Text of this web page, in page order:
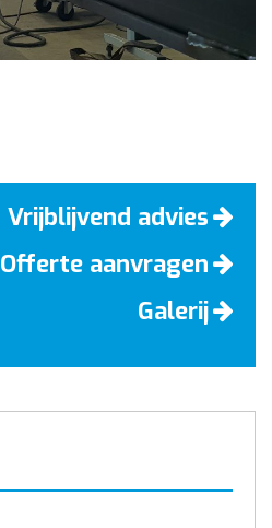
Vrijblijvend advies
Offerte aanvragen
Galerij